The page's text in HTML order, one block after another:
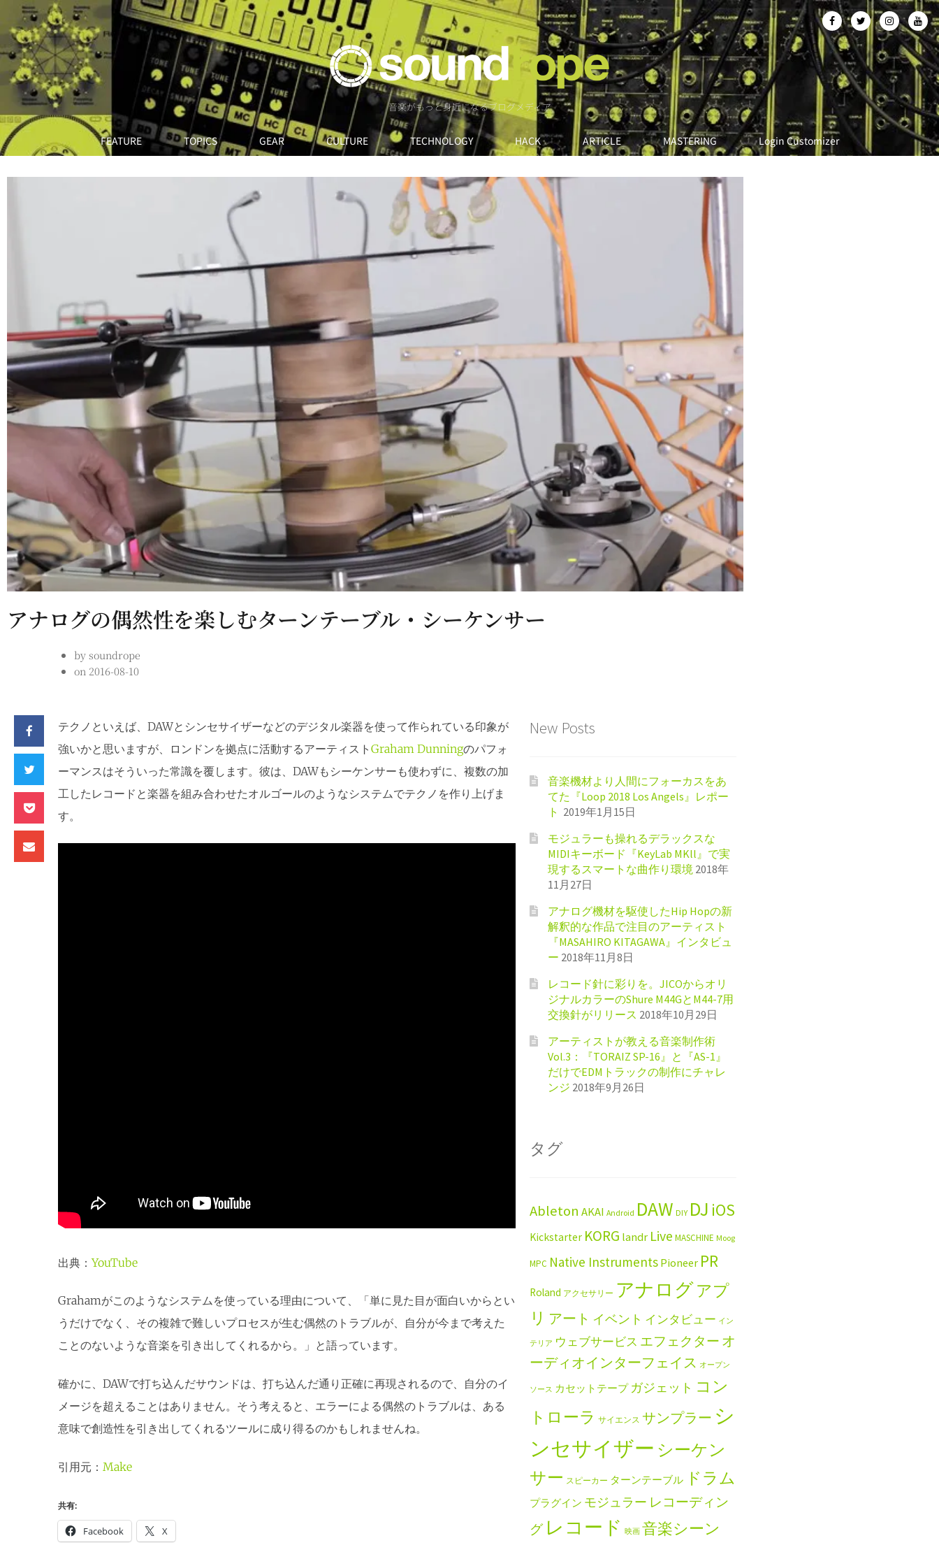
音楽がもっと身近になるブログメディア
FEATURE TOPICS GEAR CULTURE TECHNOLOGY HACK ARTICLE MASTERING Login Customizer
アナログの偶然性を楽しむターンテーブル・シーケンサー
bysoundrope
on 2016-08-10
テクノといえば、DAWとシンセサイザーなどのデジタル楽器を使って作られている印象が
強いかと思いますが、ロンドンを拠点に活動するアーティストGraham Dunningのパフォ
ーマンスはそういった常識を覆します。彼は、DAWもシーケンサーも使わずに、複数の加
工したレコードと楽器を組み合わせたオルゴールのようなシステムでテクノを作り上げま
す。
出典：YouTube
Grahamがこのようなシステムを使っている理由について、「単に見た目が面白いからとい
うだけでなく、その複雑で難しいプロセスが生む偶然のトラブルが、自分が今まで考えた
ことのないような音楽を引き出してくれるから。」と語っています。
確かに、DAWで打ち込んだサウンドは、打ち込んだ通り正確に再現されるので、自分のイ
メージを超えることはありません。そう考えると、エラーによる偶然のトラブルは、ある
意味で創造性を引き出してくれるツールに成り得るのかもしれませんね。
引用元： Make
共有:
Facebook X
New Posts
音楽機材より人間にフォーカスをあ
てた『Loop 2018 Los Angels』レポー
ト 2019年1月15日
モジュラーも操れるデラックスな
MIDIキーボード『KeyLab MKll』で実
現するスマートな曲作り環境 2018年
11月27日
アナログ機材を駆使したHip Hopの新
解釈的な作品で注目のアーティスト
『MASAHIRO KITAGAWA』インタビュ
ー 2018年11月8日
レコード針に彩りを。JICOからオリ
ジナルカラーのShure M44GとM44-7用
交換針がリリース 2018年10月29日
アーティストが教える音楽制作術
Vol.3：『TORAIZ SP-16』と『AS-1』
だけでEDMトラックの制作にチャレ
ンジ 2018年9月26日
タグ
Ableton AKAI Android DAW DIY DJ iOS
Kickstarter KORG landr Live MASCHINE Moog
MPC Native Instruments Pioneer PR
Roland アクセサリー アナログアプ
リ アート イベント インタビュー イン
テリア ウェブサービス エフェクター オ
ーディオインターフェイス オープン
ソース カセットテープ ガジェット コン
トローラ サイエンス サンプラー シ
ンセサイザー シーケン
サー スピーカー ターンテーブル ドラム
プラグイン モジュラー レコーディン
グ レコード 映画 音楽シーン